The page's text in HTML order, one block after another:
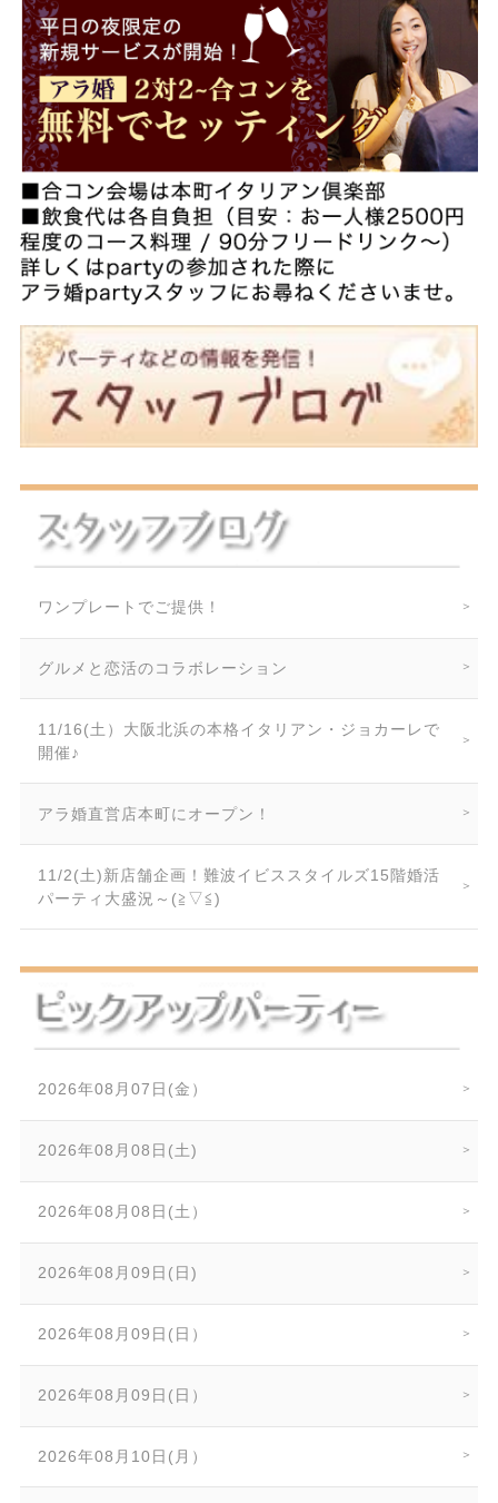
ワンプレートでご提供！
グルメと恋活のコラボレーション
11/16(土）大阪北浜の本格イタリアン・ジョカーレで
開催♪
アラ婚直営店本町にオープン！
11/2(土)新店舗企画！難波イビススタイルズ15階婚活
パーティ大盛況～(≧▽≦)
2026年08月07日(金）
2026年08月08日(土)
2026年08月08日(土）
2026年08月09日(日)
2026年08月09日(日）
2026年08月09日(日）
2026年08月10日(月）